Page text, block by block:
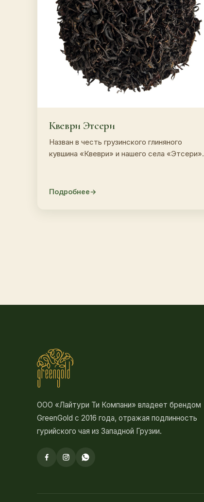
Квеври Этсери
Назван в честь грузинского глиняного
кувшина «Квеври» и нашего села «Этсери».
Подробнее
ООО «Лайтури Ти Компани» владеет брендом
GreenGold с 2016 года, отражая подлинность
гурийского чая из Западной Грузии.